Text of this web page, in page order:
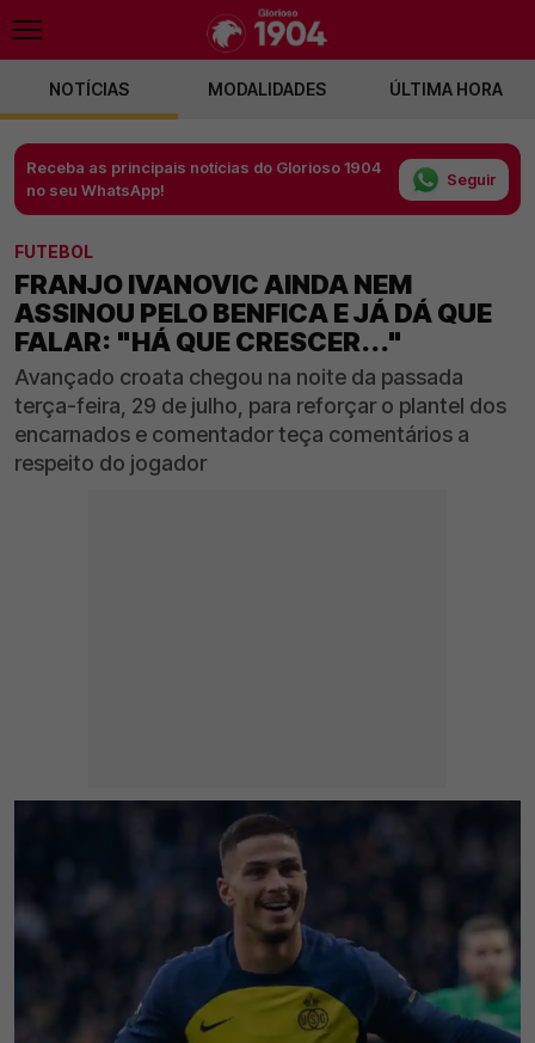
NOTÍCIAS MODALIDADES ÚLTIMA HORA
Receba as principais notícias do Glorioso 1904
no seu WhatsApp!
Seguir
FUTEBOL
FRANJO IVANOVIC AINDA NEM
ASSINOU PELO BENFICA E JÁ DÁ QUE
FALAR: "HÁ QUE CRESCER..."
Avançado croata chegou na noite da passada
terça-feira, 29 de julho, para reforçar o plantel dos
encarnados e comentador teça comentários a
respeito do jogador